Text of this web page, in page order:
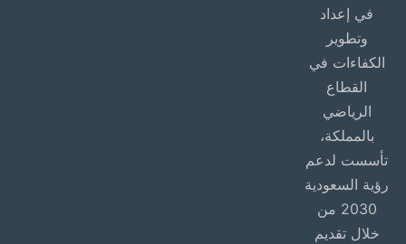
في إعداد
وتطوير
الكفاءات في
القطاع
الرياضي
بالمملكة،
تأسست لدعم
رؤية السعودية
2030 من
خلال تقديم